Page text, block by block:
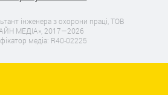
інженера з охорони праці, ТОВ
МЕДІА», 2017—2026
медіа: R40-02225